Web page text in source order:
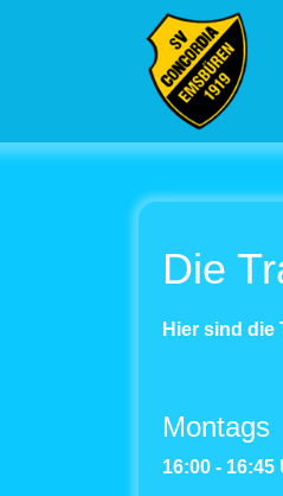
Die
Hier sind die
Montags
16:00 -